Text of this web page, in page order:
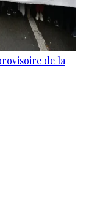
de la